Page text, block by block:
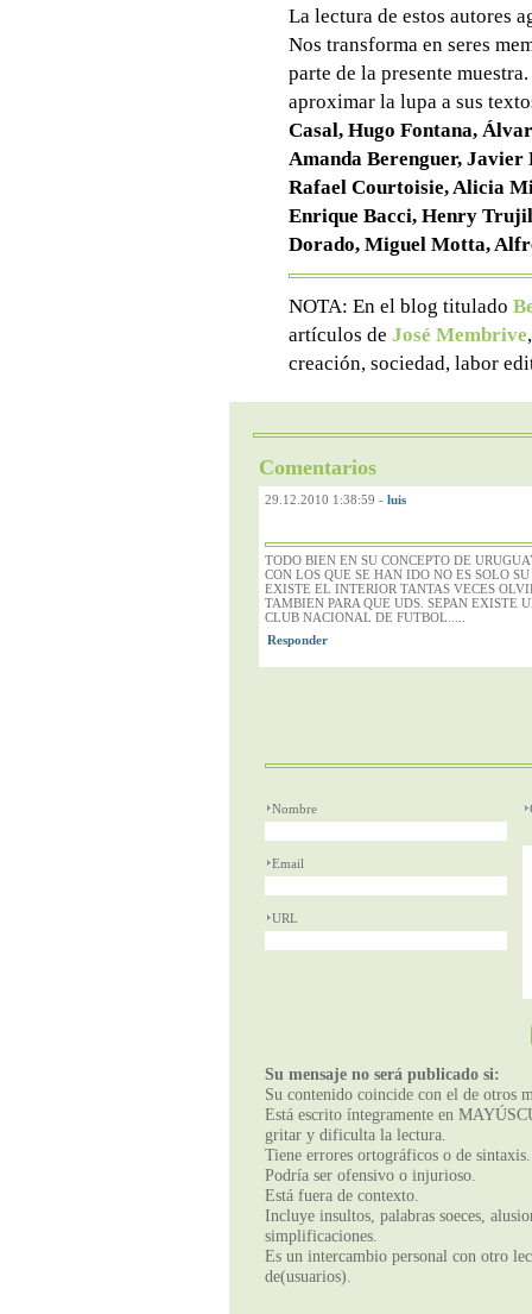
La lectura de estos autores
Nos transforma en seres
parte de la presente
aproximar la lupa a sus
Casal, Hugo Fontana,
Amanda Berenguer,
Rafael Courtoisie, Alicia
Enrique Bacci, Henry
Dorado, Miguel Motta,
NOTA: En el blog titulado
artículos de José Membrive
creación, sociedad, labor
Comentarios
29.12.2010 1:38:59 - luis
TODO BIEN EN SU CONCEPTO DE
CON LOS QUE SE HAN IDO NO ES SOLO
EXISTE EL INTERIOR TANTAS VECES
TAMBIEN PARA QUE UDS. SEPAN EXISTE
CLUB NACIONAL DE FUTBOL.....
Nombre
Email
URL
Su mensaje no será publicado si:
Su contenido coincide con el de otros
Está escrito íntegramente en
gritar y dificulta la lectura.
Tiene errores ortográficos o de sintaxis.
Podría ser ofensivo o injurioso.
Está fuera de contexto.
Incluye insultos, palabras soeces,
simplificaciones.
Es un intercambio personal con otro
de(usuarios).